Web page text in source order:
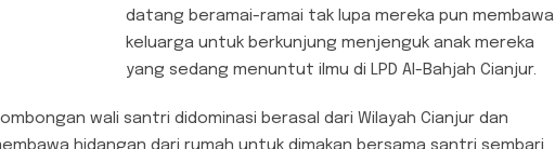
datang beramai-ramai tak lupa mereka pun membawa
keluarga untuk berkunjung menjenguk anak mereka
yang sedang menuntut ilmu di LPD Al-Bahjah Cianjur.
wali santri didominasi berasal dari Wilayah Cianjur dan